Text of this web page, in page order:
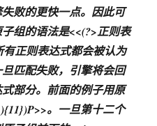
败的更快一点。因此可
组的语法是<<(?>正则表
正则表达式都会被认为
匹配失败，引擎将会回
部分。前面的例子用原
。一旦第十二个